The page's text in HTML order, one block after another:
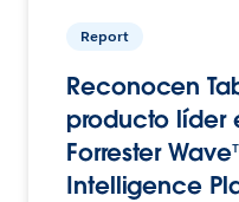
Report
Reconocen
producto líder
Forrester
Intelligence